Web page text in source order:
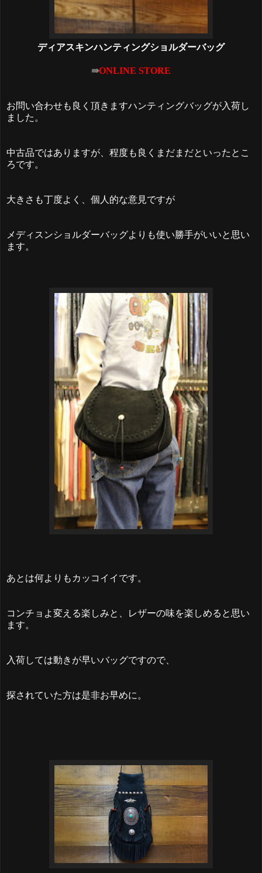
ディアスキンハンティングショルダーバッグ
⇛ONLINE STORE
お問い合わせも良く頂きますハンティングバッグが入荷し
ました。
中古品ではありますが、程度も良くまだまだといったとこ
ろです。
大きさも丁度よく、個人的な意見ですが
メディスンショルダーバッグよりも使い勝手がいいと思い
ます。
あとは何よりもカッコイイです。
コンチョよ変える楽しみと、レザーの味を楽しめると思い
ます。
入荷しては動きが早いバッグですので、
探されていた方は是非お早めに。